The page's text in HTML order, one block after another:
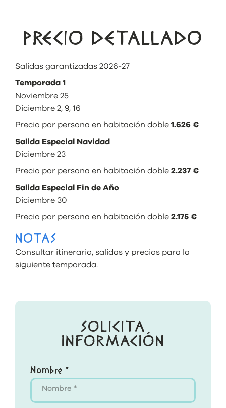
PRECIO DETALLADO
Salidas garantizadas 2026-27
Temporada 1
Noviembre 25
Diciembre 2, 9, 16
Precio por persona en habitación doble 1.626 €
Salida Especial Navidad
Diciembre 23
Precio por persona en habitación doble 2.237 €
Salida Especial Fin de Año
Diciembre 30
Precio por persona en habitación doble 2.175 €
NOTAS
Consultar itinerario, salidas y precios para la
siguiente temporada.
SOLICITA
INFORMACIÓN
Nombre *